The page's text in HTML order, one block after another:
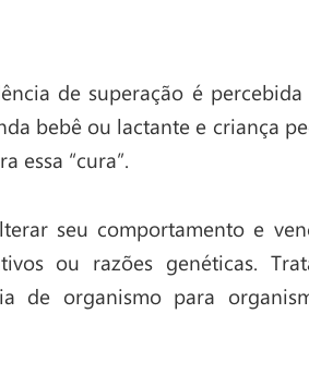
de superação é
bebê ou lactante e criança
essa “cura”.
seu comportamento e
ou razões genéticas.
de organismo para